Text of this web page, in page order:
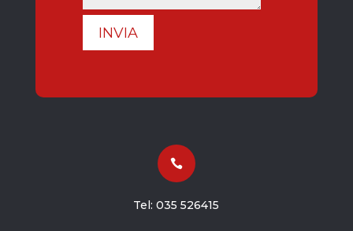
INVIA

Tel:035 526415